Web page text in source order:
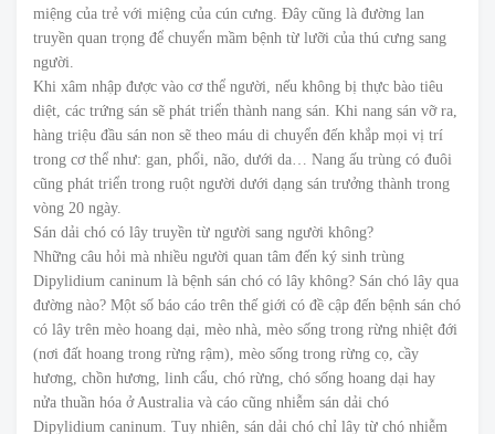
miệng của trẻ với miệng của cún cưng. Đây cũng là đường lan
truyền quan trọng để chuyển mầm bệnh từ lưỡi của thú cưng sang
người.
Khi xâm nhập được vào cơ thể người, nếu không bị thực bào tiêu
diệt, các trứng sán sẽ phát triển thành nang sán. Khi nang sán vỡ ra,
hàng triệu đầu sán non sẽ theo máu di chuyển đến khắp mọi vị trí
trong cơ thể như: gan, phổi, não, dưới da… Nang ấu trùng có đuôi
cũng phát triển trong ruột người dưới dạng sán trưởng thành trong
vòng 20 ngày.
Sán dải chó có lây truyền từ người sang người không?
Những câu hỏi mà nhiều người quan tâm đến ký sinh trùng
Dipylidium caninum là bệnh sán chó có lây không? Sán chó lây qua
đường nào? Một số báo cáo trên thế giới có đề cập đến bệnh sán chó
có lây trên mèo hoang dại, mèo nhà, mèo sống trong rừng nhiệt đới
(nơi đất hoang trong rừng rậm), mèo sống trong rừng cọ, cầy
hương, chồn hương, linh cẩu, chó rừng, chó sống hoang dại hay
nửa thuần hóa ở Australia và cáo cũng nhiễm sán dải chó
Dipylidium caninum. Tuy nhiên, sán dải chó chỉ lây từ chó nhiễm